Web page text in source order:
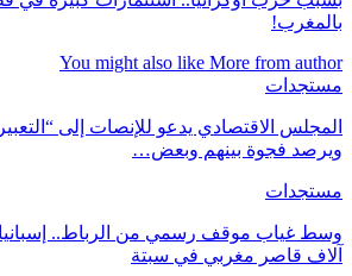
بالمغرب!
You might also like More from author
مستجدات
المجلس الاقتصادي يدعو للإنصات إلى
ويرصد فجوة بينهم وبعض…
مستجدات
آلاف قاصر مغربي في سبتة